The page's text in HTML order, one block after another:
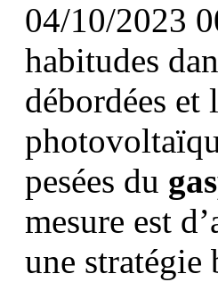
04/10/2023
habitudes
débordées et
pesées du
mesure est
une stratégie